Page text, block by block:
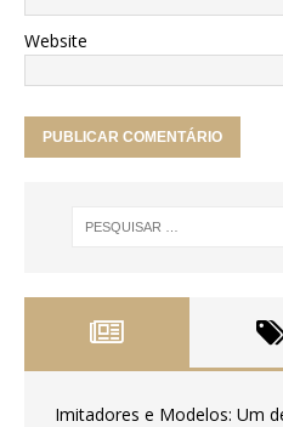
Website
Imitadores e Modelos: Um